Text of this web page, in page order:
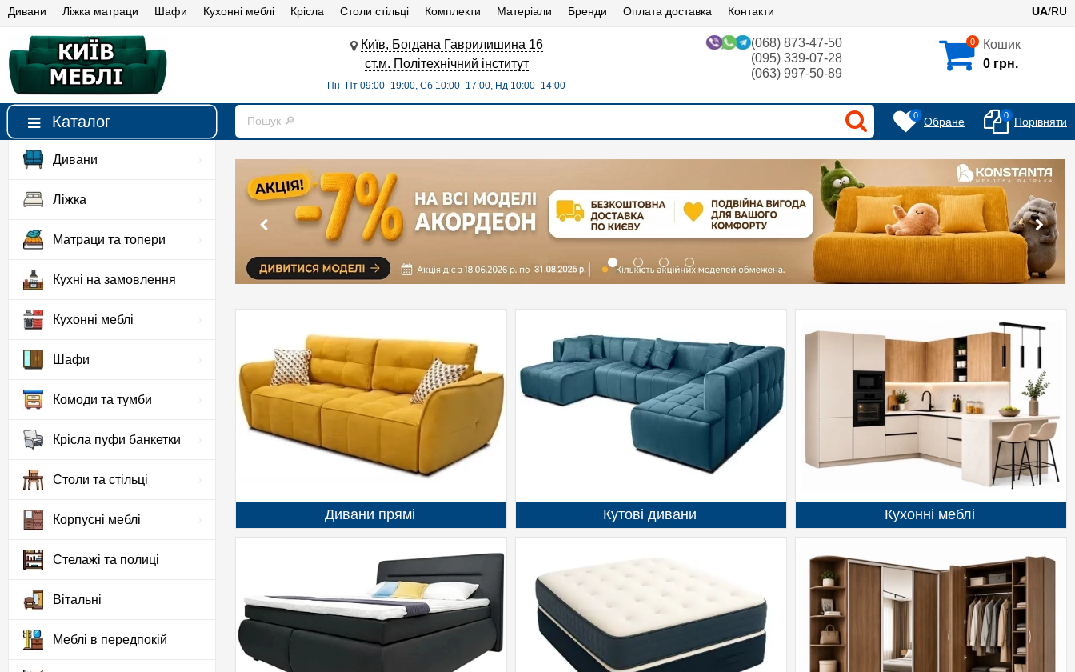
UA/RU
Дивани Ліжка матраци Шафи Кухонні меблі Крісла Столи стільці Комплекти Матеріали Бренди Оплата доставка Контакти
Київ, Богдана Гаврилишина 16
ст.м. Політехнічний інститут
Пн–Пт 09:00–19:00, Сб 10:00–17:00, Нд 10:00–14:00
(068) 873-47-50
(095) 339-07-28
(063) 997-50-89
0
Кошик
0 грн.
Каталог 0 Обране 0 Порівняти
Дивани
Ліжка
Матраци та топери
Кухні на замовлення
Кухонні меблі
Шафи
Комоди та тумби
Крісла пуфи банкетки
Столи та стільці
Корпусні меблі
Стелажі та полиці
Вітальні
Меблі в передпокій
Дивани прямі Кутові дивани Кухонні меблі